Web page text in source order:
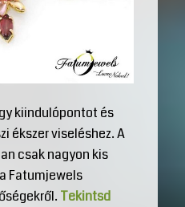
kiindulópontot és
ékszer viseléshez. A
csak nagyon kis
Fatumjewels
Tekintsd